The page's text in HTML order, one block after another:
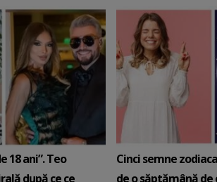
18 ani”. Teo
după ce ce
Cinci semne
de o săptămână de